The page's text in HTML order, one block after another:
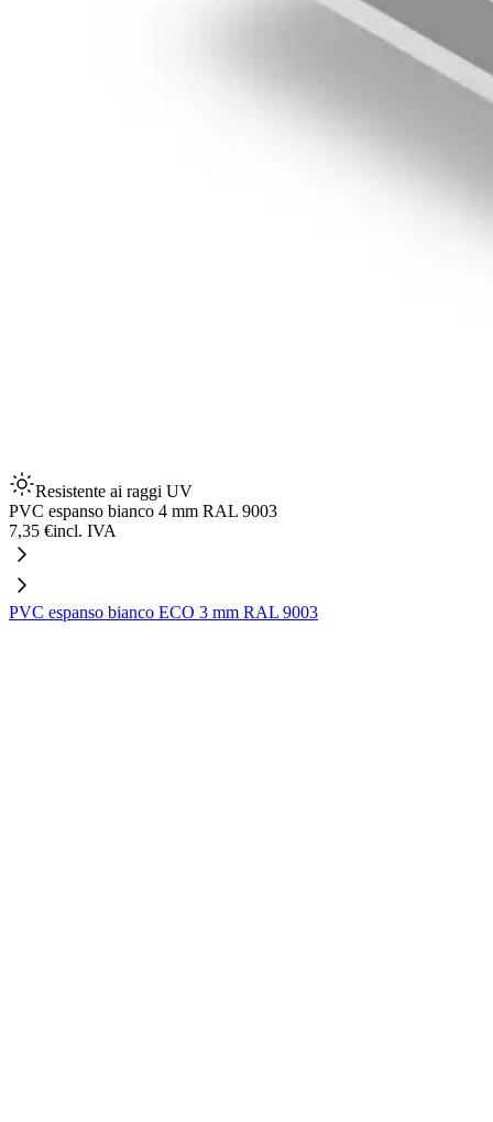
Resistente ai raggi UV
PVC espanso bianco 4 mm RAL 9003
7,35 €incl. IVA
PVC espanso bianco ECO 3 mm RAL 9003